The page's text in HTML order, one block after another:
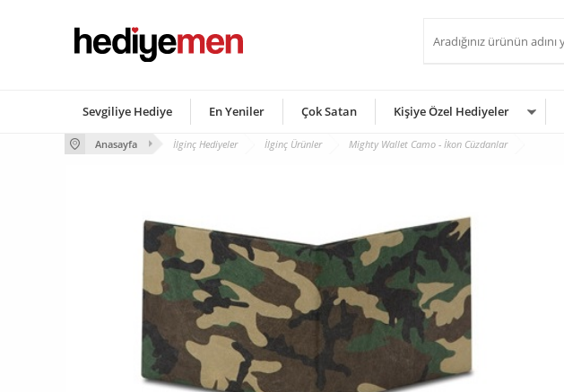
Sevgiliye Hediye En Yeniler Çok Satan Kişiye Özel Hediyeler
Anasayfa İlginç Hediyeler İlginç Ürünler Mighty Wallet Camo - İkon Cüzdanlar